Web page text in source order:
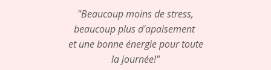
"Beaucoup moins de stress,
beaucoup plus d'apaisement
et une bonne énergie pour toute
la journée!"